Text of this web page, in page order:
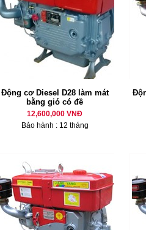
Động cơ Diesel D28 làm mát
bằng gió có đề
12,600,000 VNĐ
Bảo hành : 12 tháng